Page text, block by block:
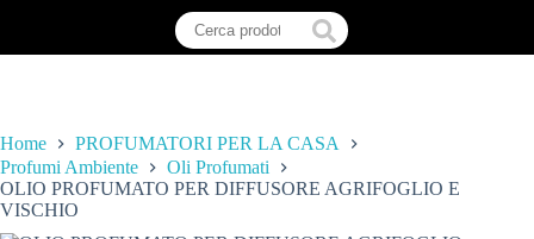
Home
PROFUMATORI PER LA CASA
Profumi Ambiente
Oli Profumati
OLIO PROFUMATO PER DIFFUSORE AGRIFOGLIO E
VISCHIO